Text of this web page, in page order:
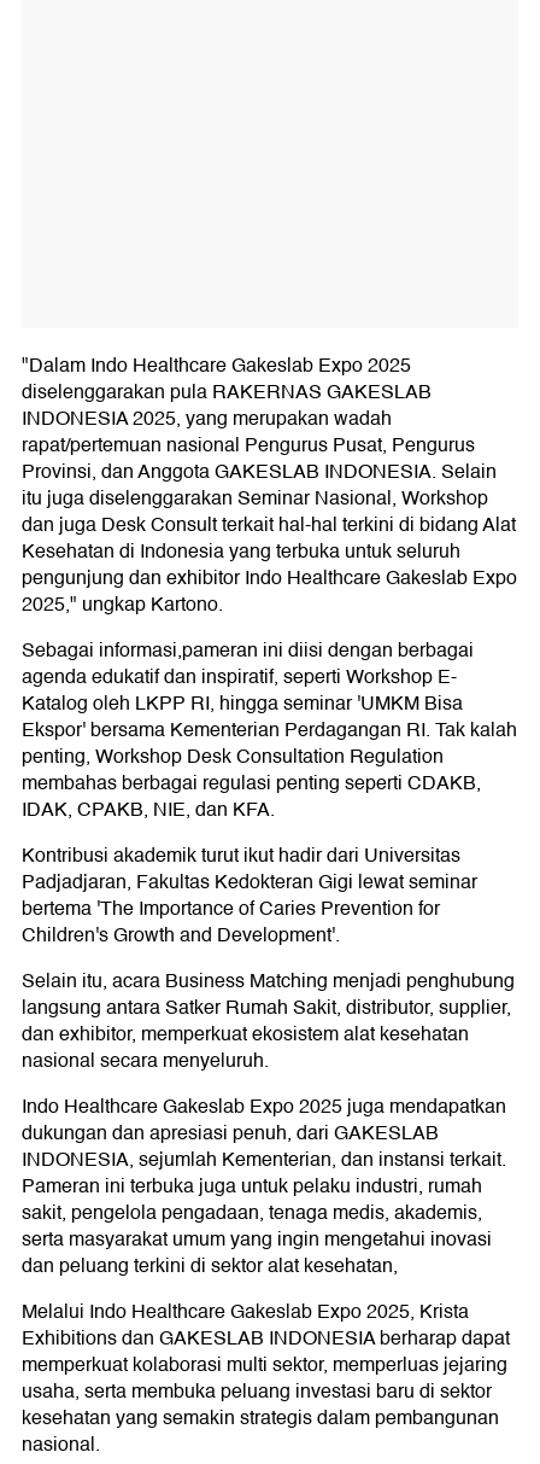
"Dalam Indo Healthcare Gakeslab Expo 2025
diselenggarakan pula RAKERNAS GAKESLAB
INDONESIA 2025, yang merupakan wadah
rapat/pertemuan nasional Pengurus Pusat, Pengurus
Provinsi, dan Anggota GAKESLAB INDONESIA. Selain
itu juga diselenggarakan Seminar Nasional, Workshop
dan juga Desk Consult terkait hal-hal terkini di bidang Alat
Kesehatan di Indonesia yang terbuka untuk seluruh
pengunjung dan exhibitor Indo Healthcare Gakeslab Expo
2025," ungkap Kartono.
Sebagai informasi,pameran ini diisi dengan berbagai
agenda edukatif dan inspiratif, seperti Workshop E-
Katalog oleh LKPP RI, hingga seminar 'UMKM Bisa
Ekspor' bersama Kementerian Perdagangan RI. Tak kalah
penting, Workshop Desk Consultation Regulation
membahas berbagai regulasi penting seperti CDAKB,
IDAK, CPAKB, NIE, dan KFA.
Kontribusi akademik turut ikut hadir dari Universitas
Padjadjaran, Fakultas Kedokteran Gigi lewat seminar
bertema 'The Importance of Caries Prevention for
Children's Growth and Development'.
Selain itu, acara Business Matching menjadi penghubung
langsung antara Satker Rumah Sakit, distributor, supplier,
dan exhibitor, memperkuat ekosistem alat kesehatan
nasional secara menyeluruh.
Indo Healthcare Gakeslab Expo 2025 juga mendapatkan
dukungan dan apresiasi penuh, dari GAKESLAB
INDONESIA, sejumlah Kementerian, dan instansi terkait.
Pameran ini terbuka juga untuk pelaku industri, rumah
sakit, pengelola pengadaan, tenaga medis, akademis,
serta masyarakat umum yang ingin mengetahui inovasi
dan peluang terkini di sektor alat kesehatan,
Melalui Indo Healthcare Gakeslab Expo 2025, Krista
Exhibitions dan GAKESLAB INDONESIA berharap dapat
memperkuat kolaborasi multi sektor, memperluas jejaring
usaha, serta membuka peluang investasi baru di sektor
kesehatan yang semakin strategis dalam pembangunan
nasional.